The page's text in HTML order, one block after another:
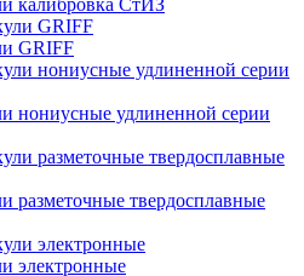
калибровка СтИЗ
GRIFF
нониусные удлиненной серии
разметочные твердосплавные
электронные